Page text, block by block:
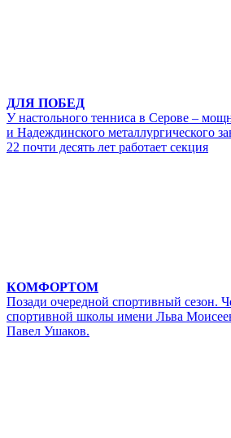
ДЛЯ ПОБЕД
У настольного тенниса в Серове –
и Надеждинского металлургического
22 почти десять лет работает секция
КОМФОРТОМ
Позади очередной спортивный сезон.
спортивной школы имени Льва
Павел Ушаков.